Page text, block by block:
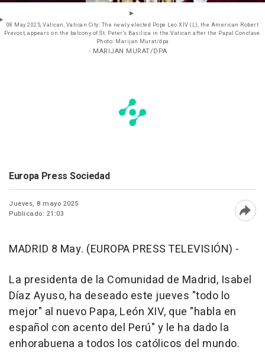
08 May 2025, Vatican, Vatican City: The newly elected Pope Leo XIV (L), the American Robert
Prevost, appears on the balcony of St. Peter's Basilica in the Vatican after the Papal Conclave.
Photo: Marijan Murat/dpa
- MARIJAN MURAT/DPA
Europa Press Sociedad
Jueves, 8 mayo 2025
Publicado: 21:03
MADRID 8 May. (EUROPA PRESS TELEVISIÓN) -
La presidenta de la Comunidad de Madrid, Isabel
Díaz Ayuso, ha deseado este jueves "todo lo
mejor" al nuevo Papa, León XIV, que "habla en
español con acento del Perú" y le ha dado la
enhorabuena a todos los católicos del mundo.